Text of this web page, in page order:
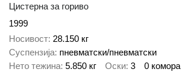
Цистерна за гориво
1999
Носивост 28.150 кг
Суспензија пневматски/пневматски
Нето тежина 5.850 кг Оски 3 0 комора